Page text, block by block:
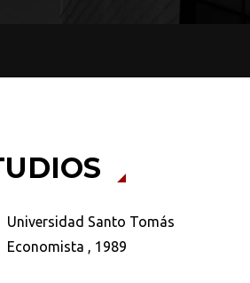
Universidad Santo Tomás
Economista , 1989
Busca en la
¿Qué buscas?